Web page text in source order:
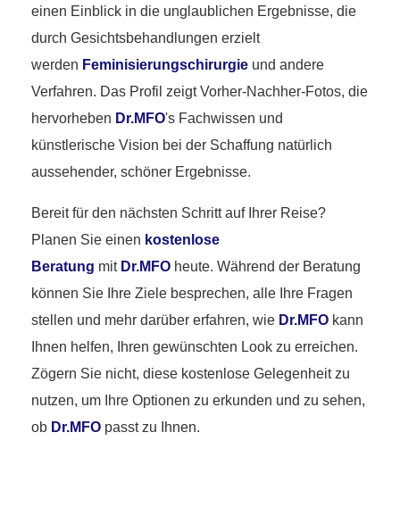
einen Einblick in die unglaublichen Ergebnisse, die
durch Gesichtsbehandlungen erzielt
werden Feminisierungschirurgie und andere
Verfahren. Das Profil zeigt Vorher-Nachher-Fotos, die
hervorheben Dr.MFO's Fachwissen und
künstlerische Vision bei der Schaffung natürlich
aussehender, schöner Ergebnisse.
Bereit für den nächsten Schritt auf Ihrer Reise?
Planen Sie einen kostenlose
Beratung mit Dr.MFO heute. Während der Beratung
können Sie Ihre Ziele besprechen, alle Ihre Fragen
stellen und mehr darüber erfahren, wie Dr.MFO kann
Ihnen helfen, Ihren gewünschten Look zu erreichen.
Zögern Sie nicht, diese kostenlose Gelegenheit zu
nutzen, um Ihre Optionen zu erkunden und zu sehen,
ob Dr.MFO passt zu Ihnen.